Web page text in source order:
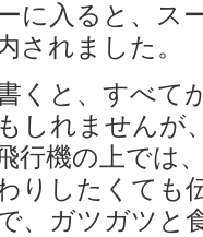
に入ると、ス
されました。
くと、すべて
しれませんが
行機の上では
りしたくても
、ガツガツと